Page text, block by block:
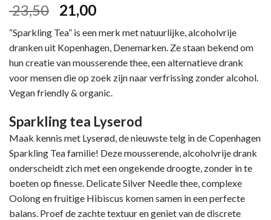
23,50
Oorspronkelijke
prijs
was:
€ 23,50.
21,00Huidige
is:
€ 21,00.
“Sparkling Tea” is een merk met natuurlijke, alcoholvrije
dranken uit Kopenhagen, Denemarken. Ze staan bekend om
hun creatie van mousserende thee, een alternatieve drank
voor mensen die op zoek zijn naar verfrissing zonder alcohol.
Vegan friendly & organic.
Sparkling tea Lyserod
Maak kennis met Lyserød, de nieuwste telg in de Copenhagen
Sparkling Tea familie! Deze mousserende, alcoholvrije drank
onderscheidt zich met een ongekende droogte, zonder in te
boeten op finesse. Delicate Silver Needle thee, complexe
Oolong en fruitige Hibiscus komen samen in een perfecte
balans. Proef de zachte textuur en geniet van de discrete